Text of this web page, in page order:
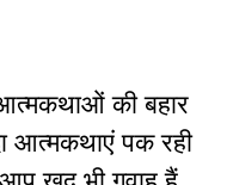
की बहार
आत्मकथाएं पक रही